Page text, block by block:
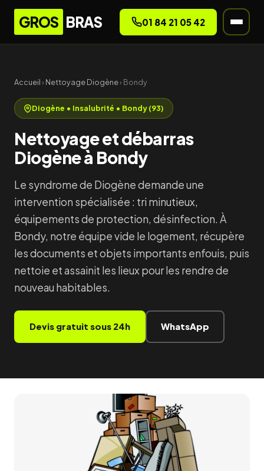
GROS BRAS 01 84 21 05 42
Accueil› Nettoyage Diogène› Bondy
Diogène • Insalubrité • Bondy (93)
Nettoyage et débarras
Diogène à Bondy
Le syndrome de Diogène demande une
intervention spécialisée : tri minutieux,
équipements de protection, désinfection. À
Bondy, notre équipe vide le logement, récupère
les documents et objets importants enfouis, puis
nettoie et assainit les lieux pour les rendre de
nouveau habitables.
Devis gratuit sous 24h WhatsApp